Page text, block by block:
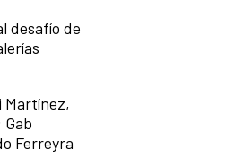
desafío de
Martínez,
Ferreyra